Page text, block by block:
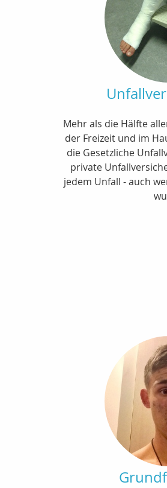
Mehr als die Hälfte
der Freizeit und im
die Gesetzliche
private
jedem Unfall - auch